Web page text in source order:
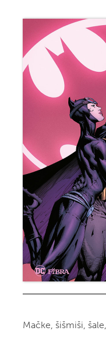
Mačke, šišmiši,